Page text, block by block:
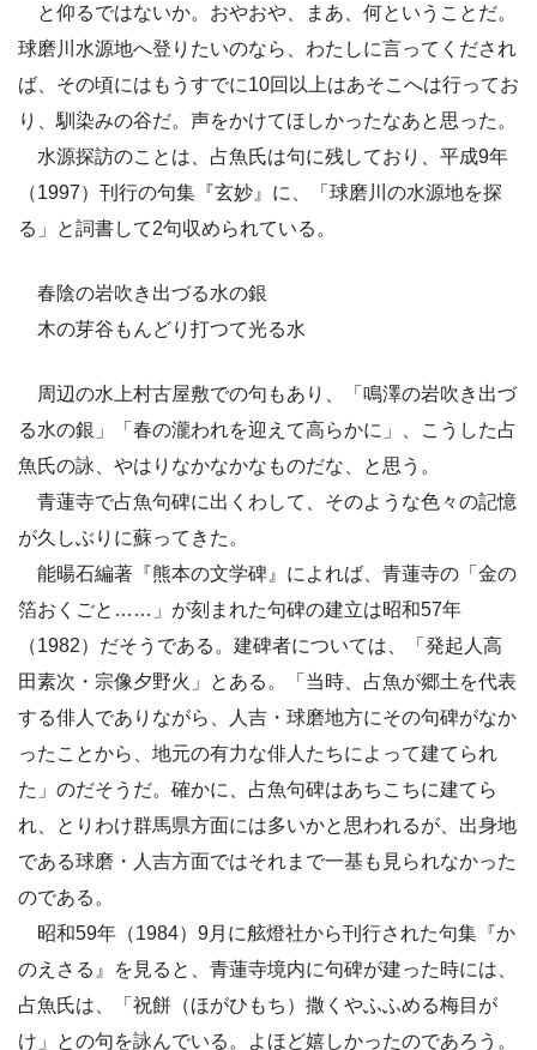
と仰るではないか。おやおや、まあ、何ということだ。
球磨川水源地へ登りたいのなら、わたしに言ってくだされ
ば、その頃にはもうすでに10回以上はあそこへは行ってお
り、馴染みの谷だ。声をかけてほしかったなあと思った。
水源探訪のことは、占魚氏は句に残しており、平成9年
（1997）刊行の句集『玄妙』に、「球磨川の水源地を探
る」と詞書して2句収められている。
春陰の岩吹き出づる水の銀
木の芽谷もんどり打つて光る水
周辺の水上村古屋敷での句もあり、「鳴澤の岩吹き出づ
る水の銀」「春の瀧われを迎えて高らかに」、こうした占
魚氏の詠、やはりなかなかなものだな、と思う。
青蓮寺で占魚句碑に出くわして、そのような色々の記憶
が久しぶりに蘇ってきた。
能暘石編著『熊本の文学碑』によれば、青蓮寺の「金の
箔おくごと……」が刻まれた句碑の建立は昭和57年
（1982）だそうである。建碑者については、「発起人高
田素次・宗像夕野火」とある。「当時、占魚が郷土を代表
する俳人でありながら、人吉・球磨地方にその句碑がなか
ったことから、地元の有力な俳人たちによって建てられ
た」のだそうだ。確かに、占魚句碑はあちこちに建てら
れ、とりわけ群馬県方面には多いかと思われるが、出身地
である球磨・人吉方面ではそれまで一基も見られなかった
のである。
昭和59年（1984）9月に舷燈社から刊行された句集『か
のえさる』を見ると、青蓮寺境内に句碑が建った時には、
占魚氏は、「祝餅（ほがひもち）撒くやふふめる梅目が
け」との句を詠んでいる。よほど嬉しかったのであろう。